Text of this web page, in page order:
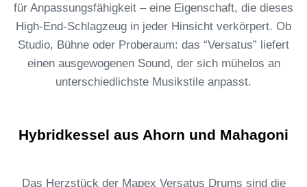
für Anpassungsfähigkeit – eine Eigenschaft, die dieses
High-End-Schlagzeug in jeder Hinsicht verkörpert. Ob
Studio, Bühne oder Proberaum: das “Versatus” liefert
einen ausgewogenen Sound, der sich mühelos an
unterschiedlichste Musikstile anpasst.
Hybridkessel aus Ahorn und Mahagoni
Das Herzstück der Mapex Versatus Drums sind die